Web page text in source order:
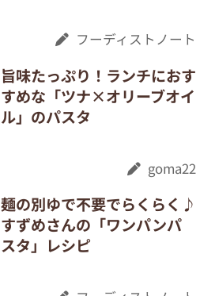
フーディストノート
旨味たっぷり！ランチにおす
すめな「ツナ×オリーブオイ
ル」のパスタ
goma22
麺の別ゆで不要でらくらく♪
すずめさんの「ワンパンパ
スタ」レシピ